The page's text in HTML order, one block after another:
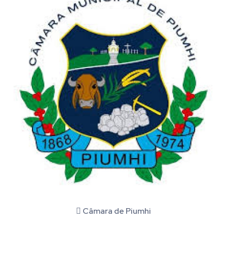
Câmara de Piumhi